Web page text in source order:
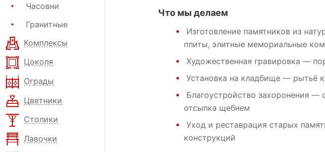
Часовни
Гранитные
Комплексы
Цоколя
Ограды
Цветники
Столики
Лавочки
Что мы делаем
Изготовление памятников из
плиты, элитные мемориальные
Художественная гравировка —
Установка на кладбище— рытьё
Благоустройство захоронения —
отсыпка щебнем
Уход и реставрация старых
конструкций